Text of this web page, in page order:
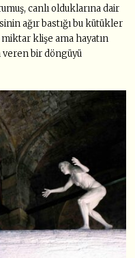
canlı olduklarına dair
ağır bastığı bu kütükler
klişe ama hayatın
bir döngüyü